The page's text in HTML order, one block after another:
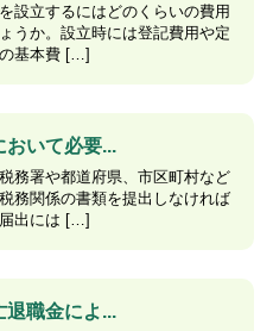
設立するにはどのくらいの費用
うか。設立時には登記費用や定
基本費 […]
おいて必要...
務署や都道府県、市区町村など
務関係の書類を提出しなければ
出には […]
退職金によ...